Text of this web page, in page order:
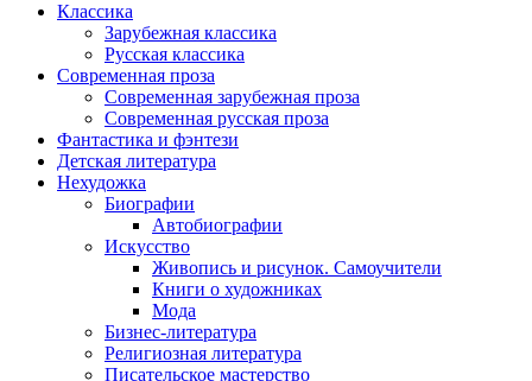
Классика
Зарубежная классика
Русская классика
Современная проза
Современная зарубежная проза
Современная русская проза
Фантастика и фэнтези
Детская литература
Нехудожка
Биографии
Автобиографии
Искусство
Живопись и рисунок. Самоучители
Книги о художниках
Мода
Бизнес-литература
Религиозная литература
Писательское мастерство